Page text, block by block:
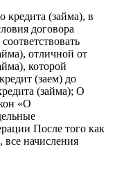
кредита (займа), в
договора
отличной от
которой
(заем) до
(займа); О
«О
После того как
все начисления